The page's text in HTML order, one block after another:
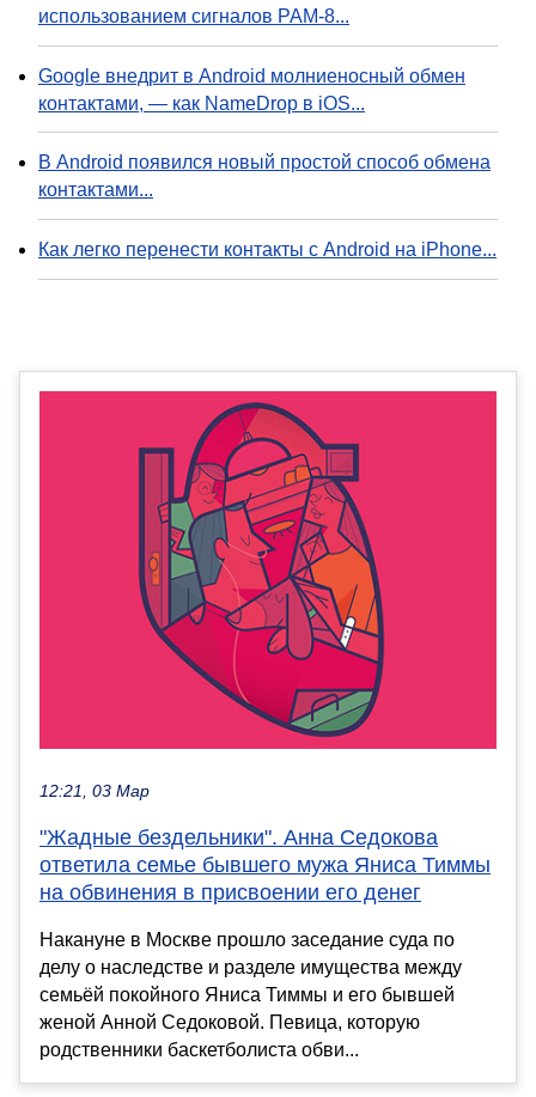
использованием сигналов PAM-8...
Google внедрит в Android молниеносный обмен
контактами, — как NameDrop в iOS...
В Android появился новый простой способ обмена
контактами...
Как легко перенести контакты с Android на iPhone...
12:21, 03 Мар
"Жадные бездельники". Анна Седокова
ответила семье бывшего мужа Яниса Тиммы
на обвинения в присвоении его денег
Накануне в Москве прошло заседание суда по
делу о наследстве и разделе имущества между
семьёй покойного Яниса Тиммы и его бывшей
женой Анной Седоковой. Певица, которую
родственники баскетболиста обви...